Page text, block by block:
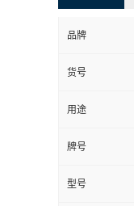
品牌
货号
用途
牌号
型号